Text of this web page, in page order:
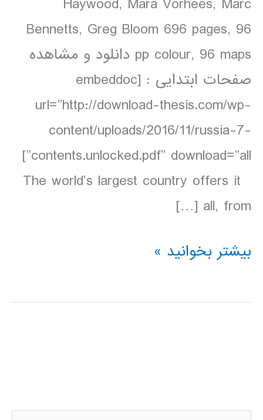
Bennetts, Greg Bloom 696 pages, 96
pp colour, 96 maps دانلود و مشاهده
صفحات ابتدایی : [embeddoc
url=”http://download-thesis.com/wp-
content/uploads/2016/11/russia-7-
contents.unlocked.pdf” download=”all”]
The world’s largest country offers it
all, from […]
دانلود
Lonely
بیشتر بخوانید »